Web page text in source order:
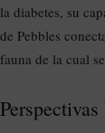
la diabetes, su
de Pebbles
fauna de la cual